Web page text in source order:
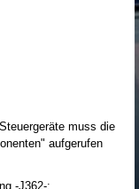
muss die
aufgerufen
-J362-: